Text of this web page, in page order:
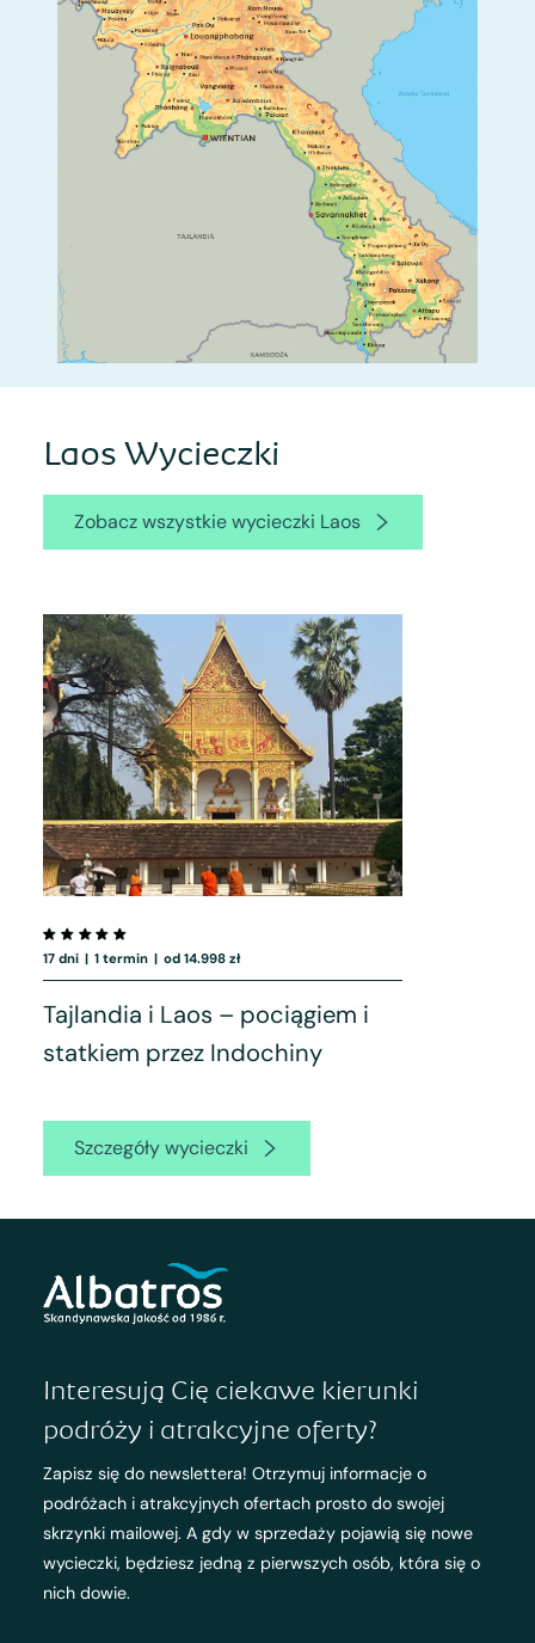
Laos Wycieczki
Zobacz wszystkie wycieczki Laos
17 dni | 1 termin | od 14.998 zł
Tajlandia i Laos – pociągiem i
statkiem przez Indochiny
Szczegóły wycieczki
Interesują Cię ciekawe kierunki
podróży i atrakcyjne oferty?
Zapisz się do newslettera! Otrzymuj informacje o
podróżach i atrakcyjnych ofertach prosto do swojej
skrzynki mailowej. A gdy w sprzedaży pojawią się nowe
wycieczki, będziesz jedną z pierwszych osób, która się o
nich dowie.